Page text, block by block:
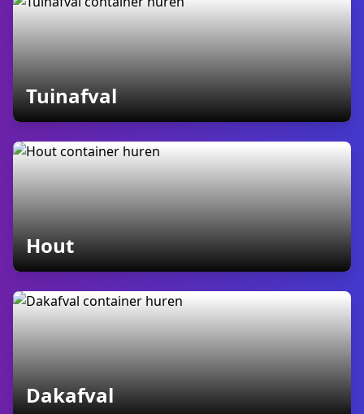
Tuinafvalcontainers
Houtcontainers
Dakafvalcontainers